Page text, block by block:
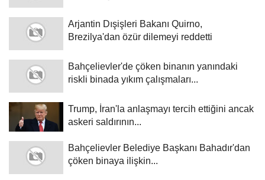
Arjantin Dışişleri Bakanı Quirno,
Brezilya'dan özür dilemeyi reddetti
Bahçelievler'de çöken binanın yanındaki
riskli binada yıkım çalışmaları...
Trump, İran'la anlaşmayı tercih ettiğini ancak
askeri saldırının...
Bahçelievler Belediye Başkanı Bahadır'dan
çöken binaya ilişkin...